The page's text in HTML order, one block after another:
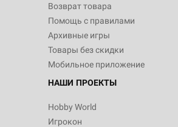
Возврат товара
Помощь с правилами
Архивные игры
Товары без скидки
Мобильное приложение
НАШИ ПРОЕКТЫ
Hobby World
Игрокон